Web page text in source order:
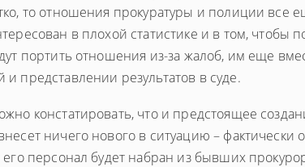
то отношения прокуратуры и полиции все
в плохой статистике и в том,
портить отношения из-за жалоб, им еще
и представлении результатов в суде.
констатировать, что и предстоящее
ничего нового в ситуацию – фактически
персонал будет набран из бывших